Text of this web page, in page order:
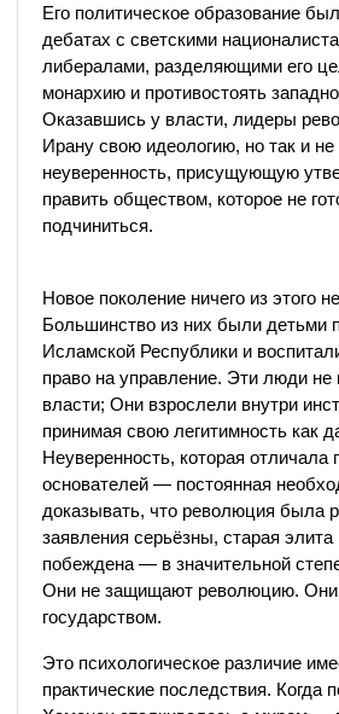
Его политическое образование
дебатах с светскими
либералами, разделяющими его
монархию и противостоять
Оказавшись у власти, лидеры
Ирану свою идеологию, но так и
неуверенность, присущующую
править обществом, которое не
подчиниться.
Новое поколение ничего из этого
Большинство из них были детьми
Исламской Республики и
право на управление. Эти люди не
власти; Они взрослели внутри
принимая свою легитимность как
Неуверенность, которая отличала
основателей — постоянная
доказывать, что революция была
заявления серьёзны, старая
побеждена — в значительной
Они не защищают революцию. Они
государством.
Это психологическое различие
практические последствия. Когда